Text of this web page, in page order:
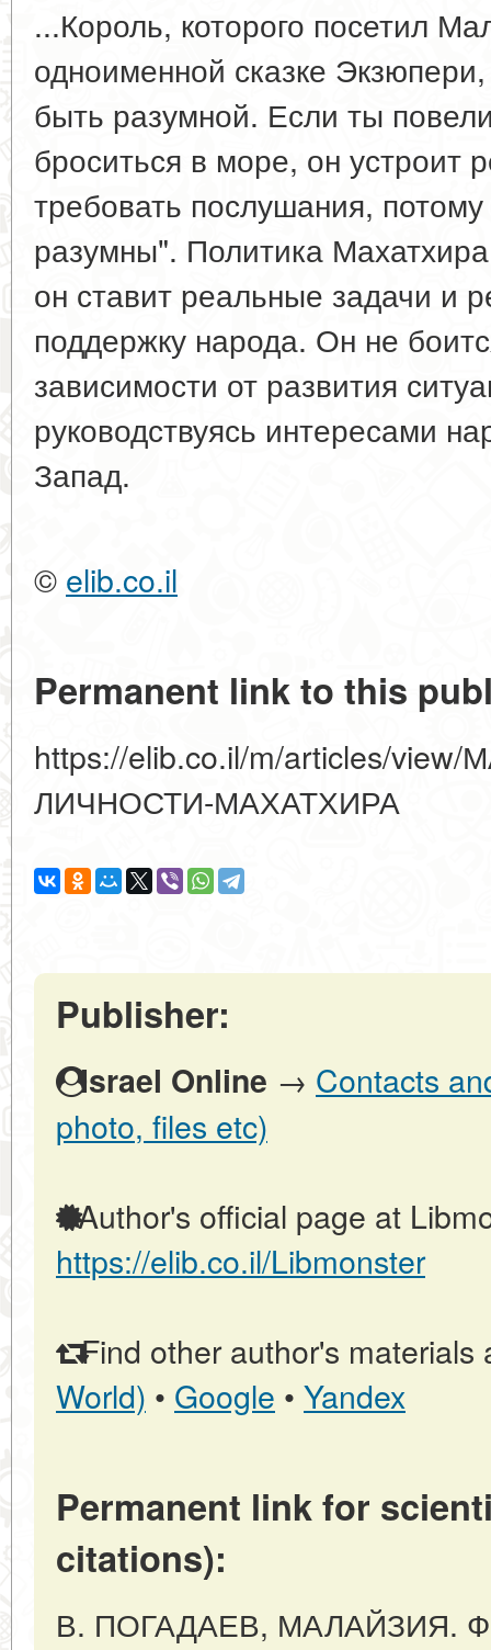
...Король, которого посетил
одноименной сказке
быть разумной. Если ты
броситься в море, он
требовать послушания,
разумны". Политика
он ставит реальные задачи и
поддержку народа. Он не
зависимости от развития
руководствуясь интересами
Запад.
© elib.co.il
Permanent link to this
https://elib.co.il/m/articles/
ЛИЧНОСТИ-МАХАТХИРА
Publisher:
Israel Online → Contacts
photo, files etc)
Author's official page at
https://elib.co.il/Libmonster
Find other author's materials
World) • Google • Yandex
Permanent link for
citations):
В. ПОГАДАЕВ, МАЛАЙЗИЯ.